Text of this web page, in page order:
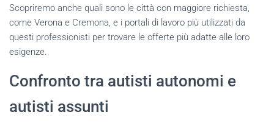
Scopriremo anche quali sono le città con maggiore richiesta,
come Verona e Cremona, e i portali di lavoro più utilizzati da
questi professionisti per trovare le offerte più adatte alle loro
esigenze.
Confronto tra autisti autonomi e
autisti assunti